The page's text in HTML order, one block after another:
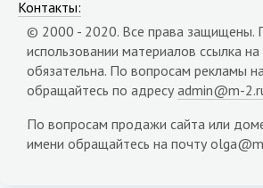
Контакты:
© 2000 - 2020. Все права защищены.
использовании материалов ссылка на
обязательна. По вопросам рекламы
обращайтесь по адресу admin@m-
По вопросам продажи сайта или
имени обращайтесь на почту